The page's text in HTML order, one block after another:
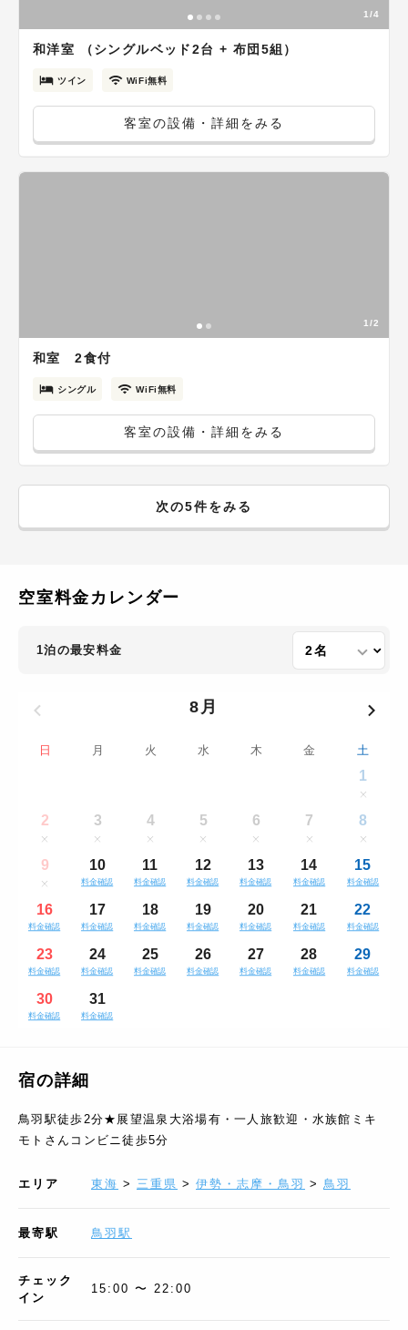
1/4
和洋室 （シングルベッド2台 + 布団5組）
ツイン WiFi無料
客室の設備・詳細をみる
1/2
和室 2食付
シングル WiFi無料
客室の設備・詳細をみる
次の5件をみる
空室料金カレンダー
1泊の最安料金
8月
日 月 火 水 木 金 土
1
2 3 4 5 6 7 8
9 10
料金確認
11
料金確認
12
料金確認
13
料金確認
14
料金確認
15
料金確認
16
料金確認
17
料金確認
18
料金確認
19
料金確認
20
料金確認
21
料金確認
22
料金確認
23
料金確認
24
料金確認
25
料金確認
26
料金確認
27
料金確認
28
料金確認
29
料金確認
30
料金確認
31
料金確認
宿の詳細
鳥羽駅徒歩2分★展望温泉大浴場有・一人旅歓迎・水族館ミキ
モトさんコンビニ徒歩5分
エリア 東海 > 三重県 > 伊勢・志摩・鳥羽 > 鳥羽
最寄駅 鳥羽駅
チェック
イン
15:00 〜 22:00